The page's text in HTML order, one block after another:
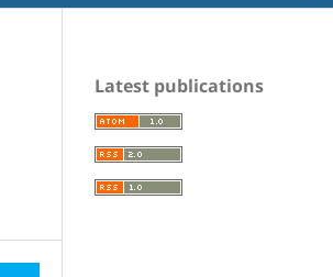
Latest publications